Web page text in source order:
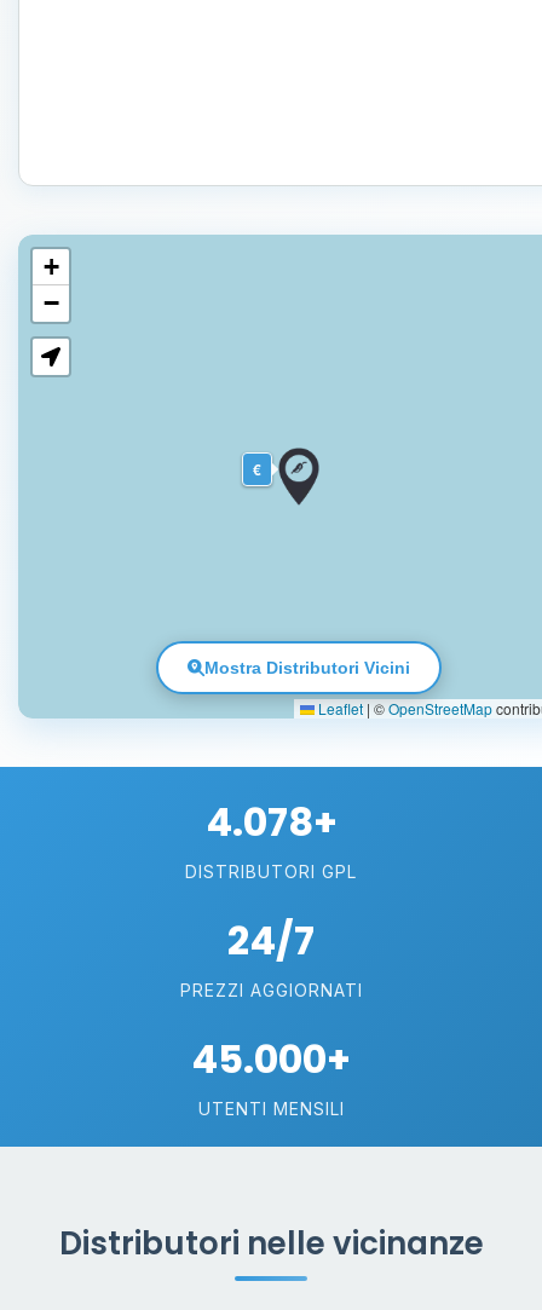
€
+
−
Leaflet | ©OpenStreetMap
Mostra Distributori Vicini
4.078+
DISTRIBUTORI GPL
24/7
PREZZI AGGIORNATI
45.000+
UTENTI MENSILI
Distributori nelle vicinanze